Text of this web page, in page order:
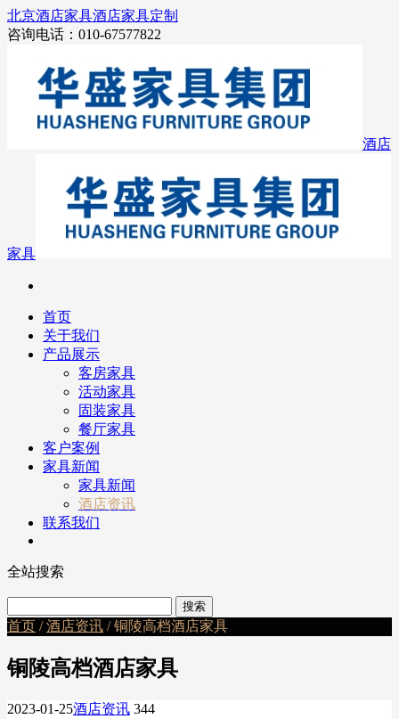
北京酒店家具酒店家具定制
咨询电话：010-67577822
酒店
家具
首页
关于我们
产品展示
客房家具
活动家具
固装家具
餐厅家具
客户案例
家具新闻
家具新闻
酒店资讯
联系我们
全站搜索
首页 /酒店资讯 / 铜陵高档酒店家具
铜陵高档酒店家具
2023-01-25酒店资讯 344